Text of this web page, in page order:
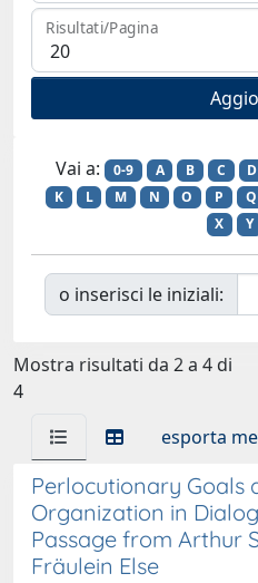
Risultati/Pagina
Vai a: 0-9 A B C D
K
L M N O P Q
X
Y
o inserisci le iniziali:
Mostra risultati da 2 a 4 di
4
esporta
Perlocutionary Goals
Organization in
Passage from Arthur
Fräulein Else